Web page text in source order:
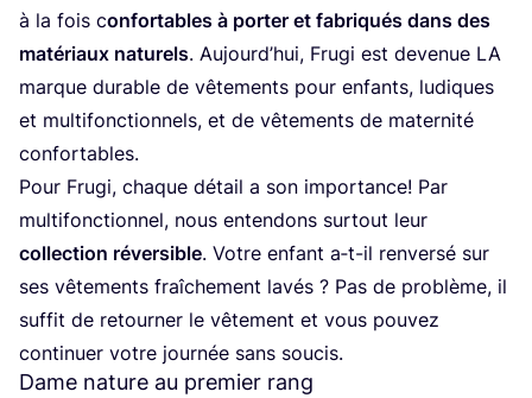
à la fois confor­tables à por­ter et fabri­qués dans des
maté­riaux natu­rels. Aujourd’­hui, Fru­gi est deve­nue LA
marque durable de vête­ments pour enfants, ludiques
et mul­ti­fonc­tion­nels, et de vête­ments de mater­ni­té
confortables.
Pour Fru­gi, chaque détail a son impor­tance! Par
mul­ti­fonc­tion­nel, nous enten­dons sur­tout leur
col­lec­tion réver­sible. Votre enfant a‑t-il ren­ver­sé sur
ses vête­ments fraî­che­ment lavés ? Pas de pro­blème, il
suf­fit de retour­ner le vête­ment et vous pou­vez
conti­nuer votre jour­née sans soucis.
Dame nature au premier rang